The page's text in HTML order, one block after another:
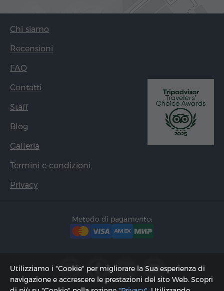
Chi siamo
Recensioni
FAQ
Contatti
Staff
Blog
Galleria
Termini e condizioni
Privacy
Metodo di pagamento:
Utilizziamo i "Cookie" per migliorare la Sua esperienza di
navigazione e accrescere le prestazioni del sito Web. Scopri